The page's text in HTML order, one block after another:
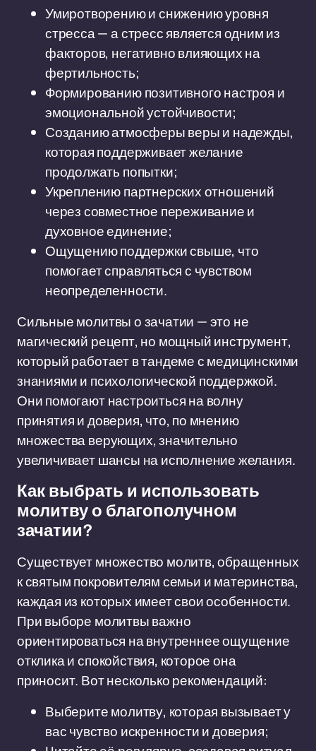
Умиротворению и снижению уровня
стресса — а стресс является одним из
факторов, негативно влияющих на
фертильность;
Формированию позитивного настроя и
эмоциональной устойчивости;
Созданию атмосферы веры и надежды,
которая поддерживает желание
продолжать попытки;
Укреплению партнерских отношений
через совместное переживание и
духовное единение;
Ощущению поддержки свыше, что
помогает справляться с чувством
неопределенности.
Сильные молитвы о зачатии — это не
магический рецепт, но мощный инструмент,
который работает в тандеме с медицинскими
знаниями и психологической поддержкой.
Они помогают настроиться на волну
принятия и доверия, что, по мнению
множества верующих, значительно
увеличивает шансы на исполнение желания.
Как выбрать и использовать
молитву о благополучном
зачатии?
Существует множество молитв, обращенных
к святым покровителям семьи и материнства,
каждая из которых имеет свои особенности.
При выборе молитвы важно
ориентироваться на внутреннее ощущение
отклика и спокойствия, которое она
приносит. Вот несколько рекомендаций:
Выберите молитву, которая вызывает у
вас чувство искренности и доверия;